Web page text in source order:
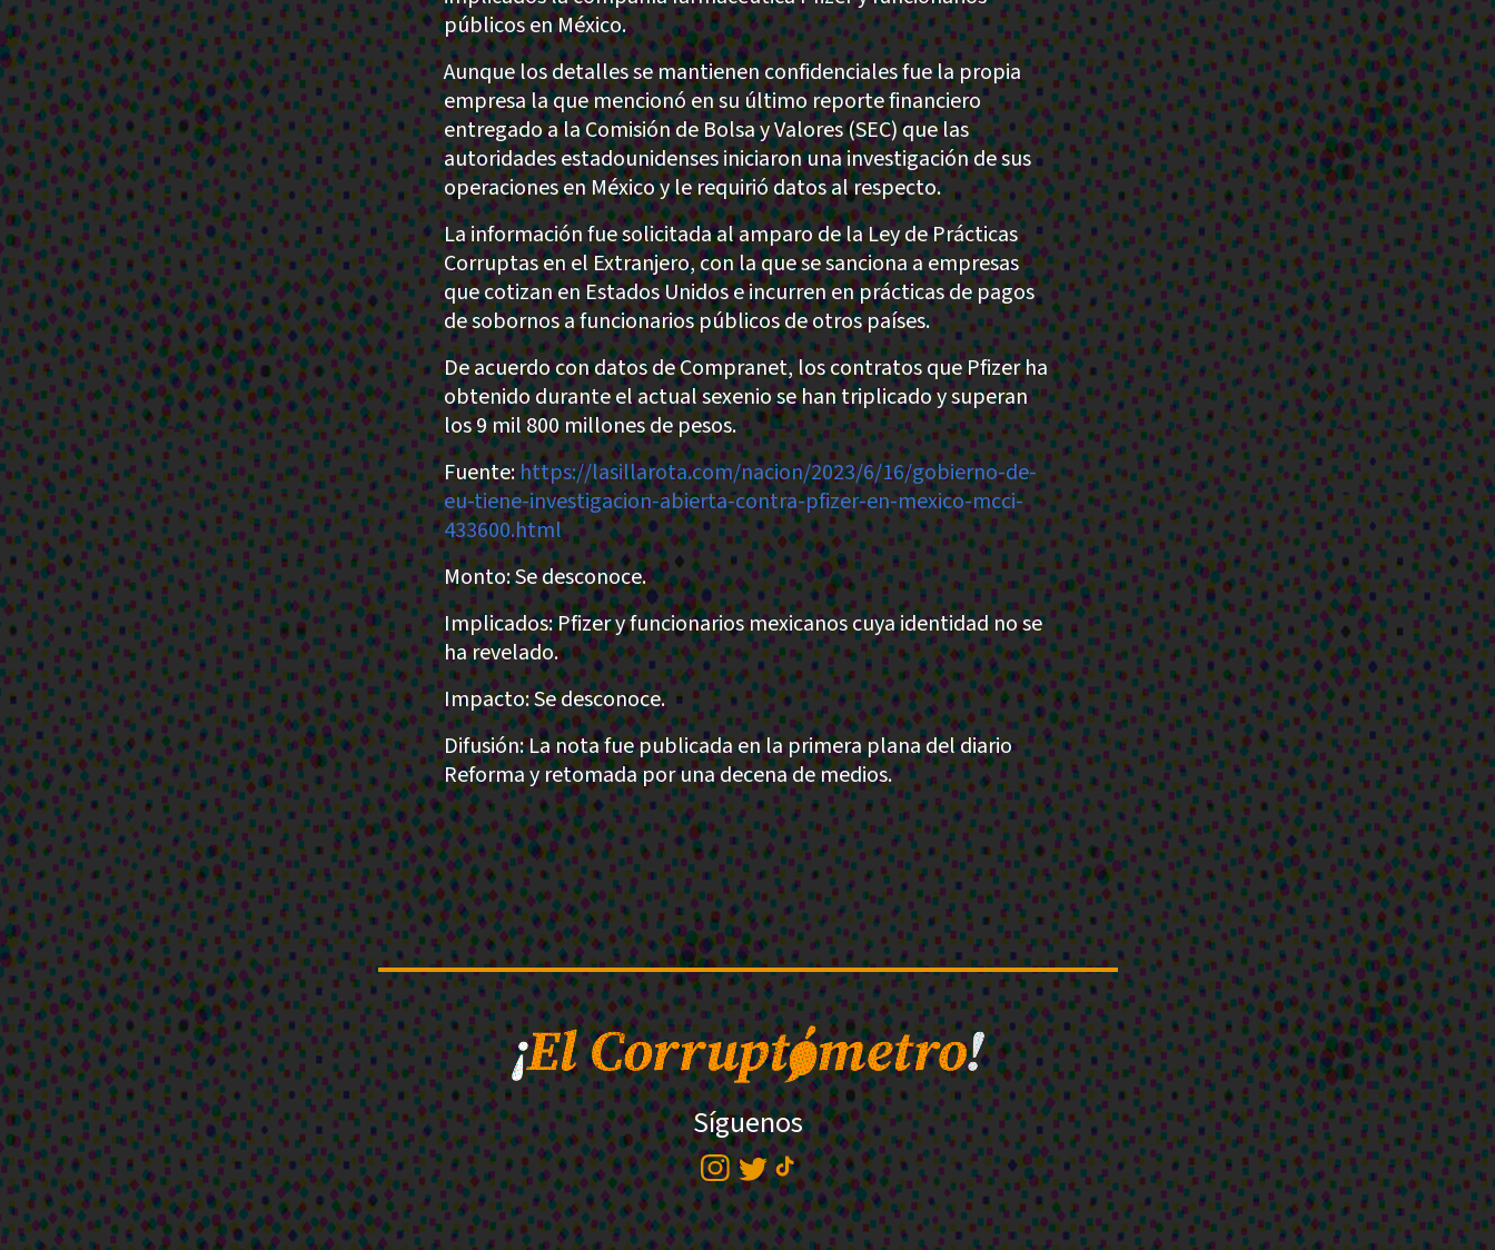
públicos en México.
Aunque los detalles se mantienen confidenciales fue la propia
empresa la que mencionó en su último reporte financiero
entregado a la Comisión de Bolsa y Valores (SEC) que las
autoridades estadounidenses iniciaron una investigación de sus
operaciones en México y le requirió datos al respecto.
La información fue solicitada al amparo de la Ley de Prácticas
Corruptas en el Extranjero, con la que se sanciona a empresas
que cotizan en Estados Unidos e incurren en prácticas de pagos
de sobornos a funcionarios públicos de otros países.
De acuerdo con datos de Compranet, los contratos que Pfizer ha
obtenido durante el actual sexenio se han triplicado y superan
los 9 mil 800 millones de pesos.
Fuente:https://lasillarota.com/nacion/2023/6/16/gobierno-de-
eu-tiene-investigacion-abierta-contra-pfizer-en-mexico-mcci-
433600.html
Monto: Se desconoce.
Implicados: Pfizer y funcionarios mexicanos cuya identidad no se
ha revelado.
Impacto: Se desconoce.
Difusión: La nota fue publicada en la primera plana del diario
Reforma y retomada por una decena de medios.
Síguenos